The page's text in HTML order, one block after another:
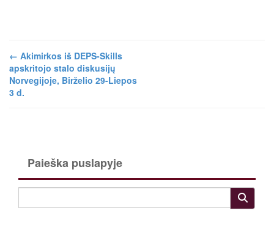
← Akimirkos iš DEPS-Skills
apskritojo stalo diskusijų
Norvegijoje, Birželio 29-Liepos
3 d.
Paieška puslapyje